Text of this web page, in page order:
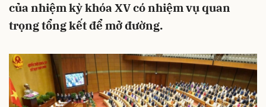
của nhiệm kỳ khóa XV có nhiệm vụ quan
trọng tổng kết để mở đường.